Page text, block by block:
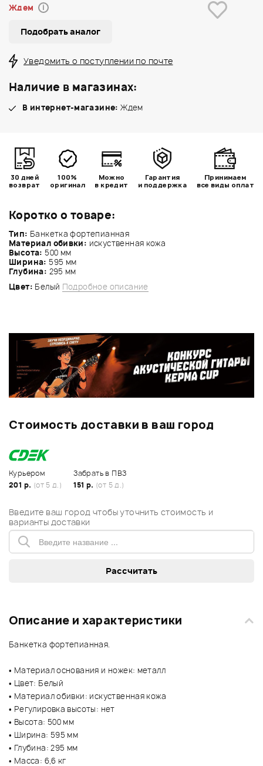
Коротко о товаре:
Тип: Банкетка фортепианная
Материал обивки: искуственная кожа
Высота: 500 мм
Ширина:595 мм
Глубина: 295 мм
Цвет: Белый Подробное описание
Ждем i
Подобрать аналог
Уведомить о поступлении по почте
Наличие в магазинах:
В интернет-магазине: Ждем
30 дней
возврат
100%
оригинал
Можно
в кредит
Гарантия
и поддержка
Принимаем
все виды оплат
Стоимость доставки в ваш город
Курьером
201 р. (от 5 д.)
Забрать в ПВЗ
151 р. (от 5 д.)
Введите ваш город чтобы уточнить стоимость и
варианты доставки
Описание и характеристики
Банкетка фортепианная.
• Материал основания и ножек: металл
• Цвет: Белый
• Материал обивки: искуственная кожа
• Регулировка высоты: нет
• Высота: 500 мм
• Ширина: 595 мм
• Глубина: 295 мм
• Масса: 6,6 кг